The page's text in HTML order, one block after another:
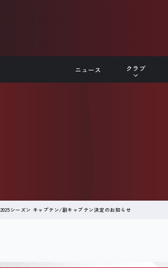
ニュース クラブ
2025シーズン キャプテン/副キャプテン決定のお知らせ